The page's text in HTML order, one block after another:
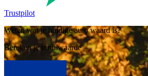
Trustpilot
Weten wat je huidige auto waard is?
Bereken je inruilwaarde